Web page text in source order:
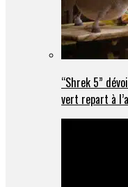
“Shrek 5”
vert repart à